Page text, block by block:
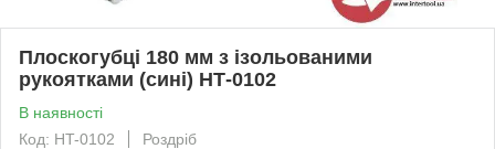
Плоскогубці 180 мм з ізольованими
рукоятками (сині) НТ-0102
В наявності
Код: HT-0102
Роздріб